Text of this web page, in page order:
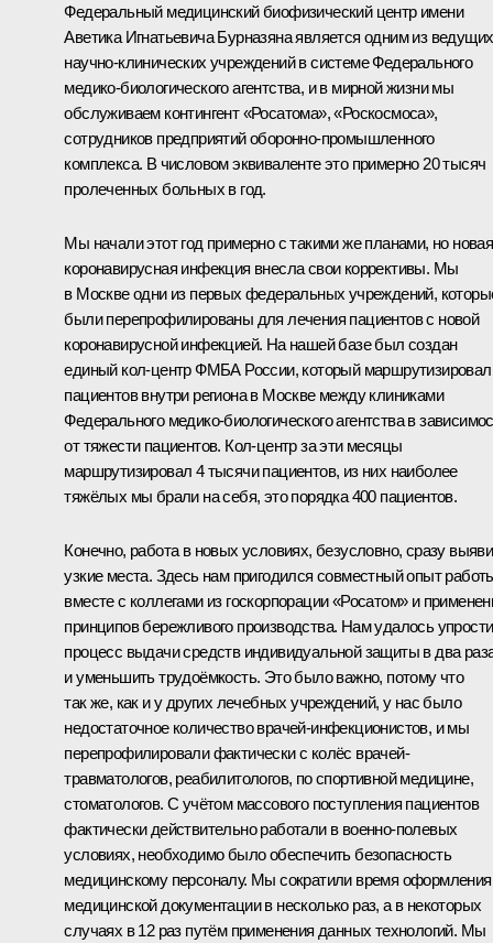
Федеральный медицинский биофизический центр имени
Аветика Игнатьевича Бурназяна является одним из ведущих
научно-клинических учреждений в системе Федерального
медико-биологического агентства, и в мирной жизни мы
обслуживаем контингент «Росатома», «Роскосмоса»,
сотрудников предприятий оборонно-промышленного
комплекса. В числовом эквиваленте это примерно 20 тысяч
пролеченных больных в год.
Мы начали этот год примерно с такими же планами, но новая
коронавирусная инфекция внесла свои коррективы. Мы
в Москве одни из первых федеральных учреждений,
были перепрофилированы для лечения пациентов с новой
коронавирусной инфекцией. На нашей базе был создан
единый кол-центр ФМБА России, который маршрутизировал
пациентов внутри региона в Москве между клиниками
Федерального медико-биологического агентства в
от тяжести пациентов. Кол-центр за эти месяцы
маршрутизировал 4 тысячи пациентов, из них наиболее
тяжёлых мы брали на себя, это порядка 400 пациентов.
Конечно, работа в новых условиях, безусловно, сразу
узкие места. Здесь нам пригодился совместный опыт
вместе с коллегами из госкорпорации «Росатом» и
принципов бережливого производства. Нам удалось
процесс выдачи средств индивидуальной защиты в два
и уменьшить трудоёмкость. Это было важно, потому что
так же, как и у других лечебных учреждений, у нас было
недостаточное количество врачей-инфекционистов, и мы
перепрофилировали фактически с колёс врачей-
травматологов, реабилитологов, по спортивной медицине,
стоматологов. С учётом массового поступления пациентов
фактически действительно работали в военно-полевых
условиях, необходимо было обеспечить безопасность
медицинскому персоналу. Мы сократили время оформления
медицинской документации в несколько раз, а в некоторых
случаях в 12 раз путём применения данных технологий. Мы